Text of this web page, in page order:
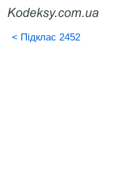
< Підклас 2452